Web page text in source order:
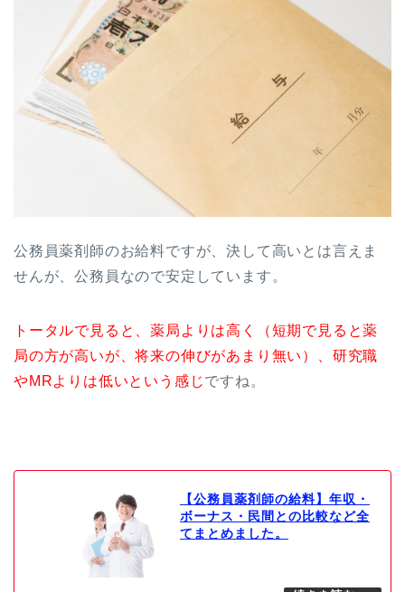
公務員薬剤師のお給料ですが、決して高いとは言えま
せんが、公務員なので安定しています。
トータルで見ると、薬局よりは高く（短期で見ると薬
局の方が高いが、将来の伸びがあまり無い）、研究職
やMRよりは低いという感じですね。
【公務員薬剤師の給料】年収・
ボーナス・民間との比較など全
てまとめました。